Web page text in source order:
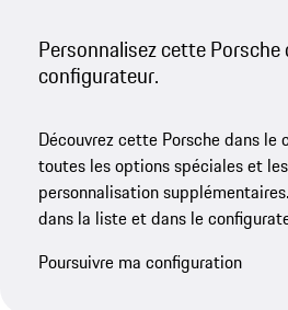
Personnalisez cette
configurateur.
Découvrez cette Porsche dans le
toutes les options spéciales et
personnalisation
dans la liste et dans le
Poursuivre ma configuration